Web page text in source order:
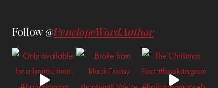
Follow @PenelopeWardAuthor